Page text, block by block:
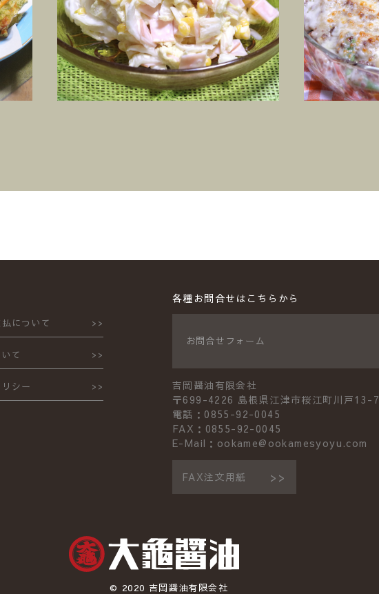
について
て
シー
各種お問合せはこちらから
お問合せフォーム
吉岡醤油有限会社
〒699-4226 島根県江津市桜江町川戸13-7
電話：0855-92-0045
FAX：0855-92-0045
E-Mail：ookame@ookamesyoyu.com
FAX注文用紙
© 2020 吉岡醤油有限会社